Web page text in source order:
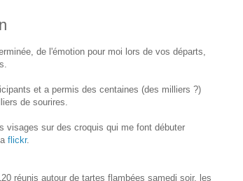
de l'émotion pour moi lors de vos départs,
et a permis des centaines (des milliers ?)
de sourires.
visages sur des croquis qui me font débuter
flickr.
réunis autour de tartes flambées samedi soir, les